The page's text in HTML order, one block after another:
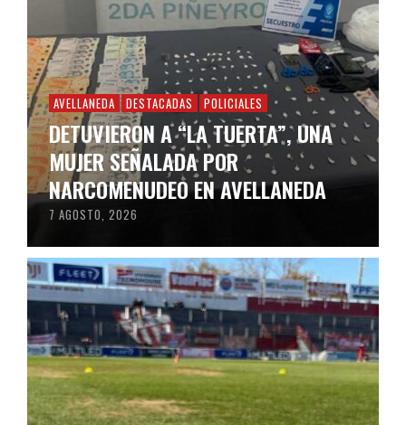
AVELLANEDA DESTACADAS POLICIALES
DETUVIERON A “LA TUERTA”, UNA
MUJER SEÑALADA POR
NARCOMENUDEO EN AVELLANEDA
7 AGOSTO, 2026